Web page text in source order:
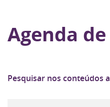
Agenda
Pesquisar nos conteúdos